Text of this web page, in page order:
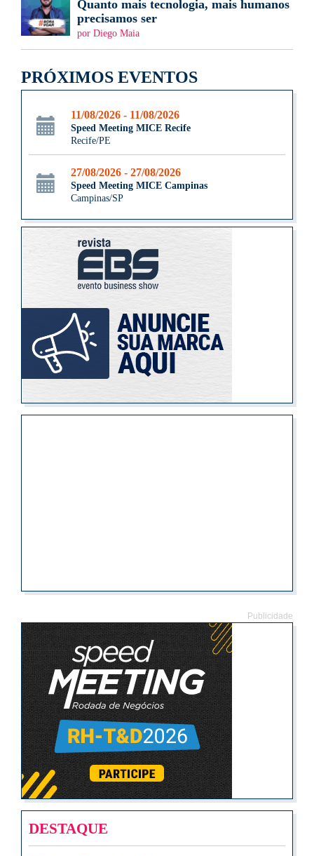
Quanto mais tecnologia, mais humanos
precisamos ser
por Diego Maia
PRÓXIMOS EVENTOS
11/08/2026 - 11/08/2026
Speed Meeting MICE Recife
Recife/PE
27/08/2026 - 27/08/2026
Speed Meeting MICE Campinas
Campinas/SP
Publicidade
DESTAQUE